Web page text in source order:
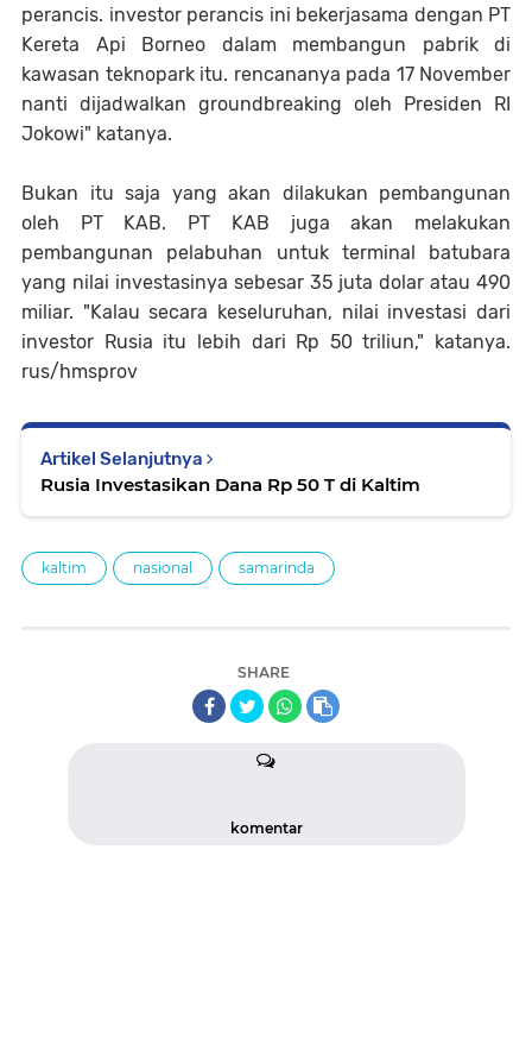
perancis. investor perancis ini bekerjasama dengan PT
Kereta Api Borneo dalam membangun pabrik di
kawasan teknopark itu. rencananya pada 17 November
nanti dijadwalkan groundbreaking oleh Presiden RI
Jokowi" katanya.
Bukan itu saja yang akan dilakukan pembangunan
oleh PT KAB. PT KAB juga akan melakukan
pembangunan pelabuhan untuk terminal batubara
yang nilai investasinya sebesar 35 juta dolar atau 490
miliar. "Kalau secara keseluruhan, nilai investasi dari
investor Rusia itu lebih dari Rp 50 triliun," katanya.
rus/hmsprov
Artikel Selanjutnya
Rusia Investasikan Dana Rp 50 T di Kaltim
kaltim nasional samarinda
SHARE
komentar